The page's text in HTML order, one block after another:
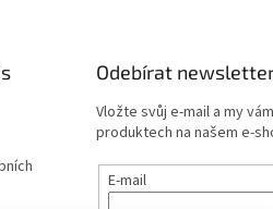
Odebírat
Vložte svůj e-mail a my
produktech na našem e-
E-mail